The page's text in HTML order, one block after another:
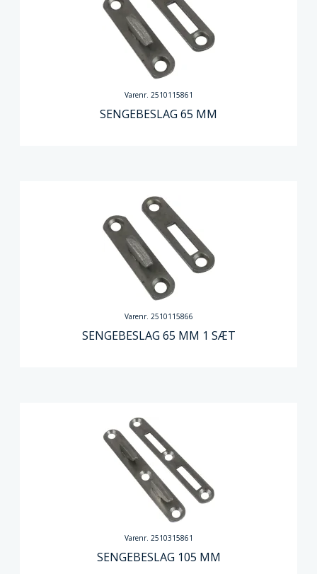
Varenr. 2510115861
SENGEBESLAG 65 MM
Varenr. 2510115866
SENGEBESLAG 65 MM 1 SÆT
Varenr. 2510315861
SENGEBESLAG 105 MM